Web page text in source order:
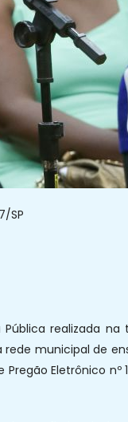
SP
realizada
municipal de
Eletrônico nº